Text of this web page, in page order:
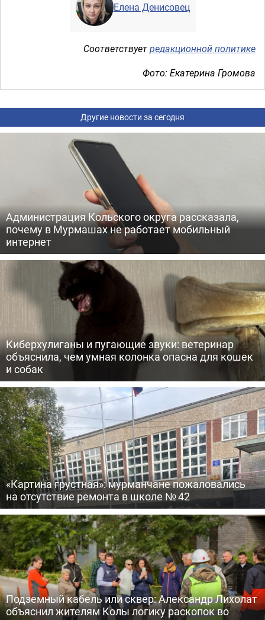
Елена Денисовец
Соответствуетредакционной политике
Фото: Екатерина Громова
Другие новости за сегодня
Администрация Кольского округа рассказала,
почему в Мурмашах не работает мобильный
интернет
Киберхулиганы и пугающие звуки: ветеринар
объяснила, чем умная колонка опасна для кошек
и собак
«Картина грустная»: мурманчане пожаловались
на отсутствие ремонта в школе № 42
Подземный кабель или сквер: Александр Лихолат
объяснил жителям Колы логику раскопок во